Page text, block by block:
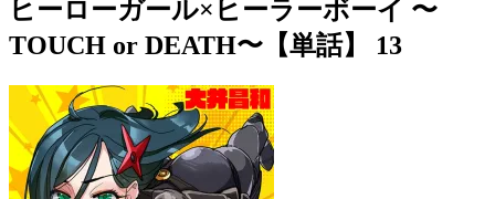
ヒーローガール×ヒーラーボーイ 〜
TOUCH or DEATH〜【単話】 13